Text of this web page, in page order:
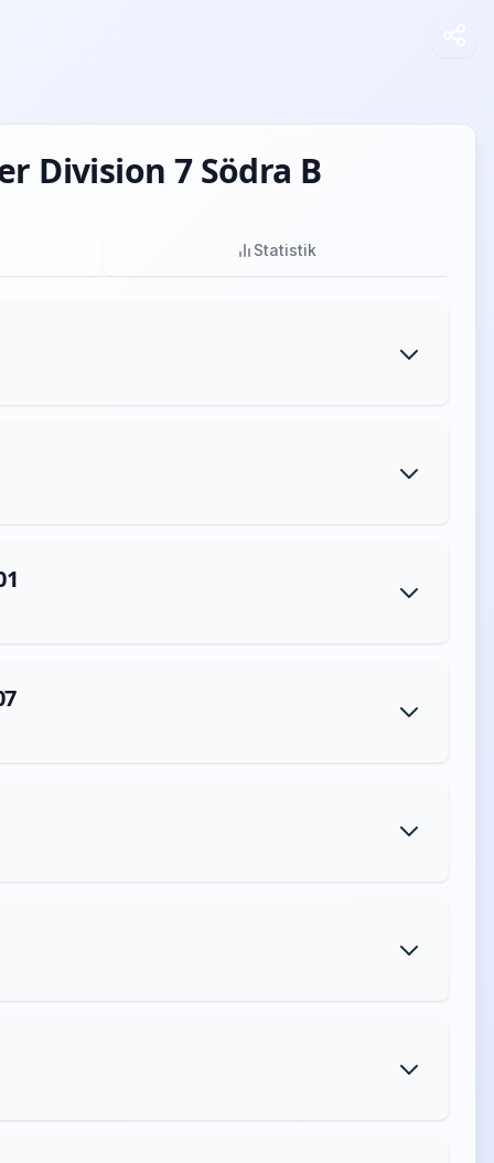
Division 7 Södra B
Statistik